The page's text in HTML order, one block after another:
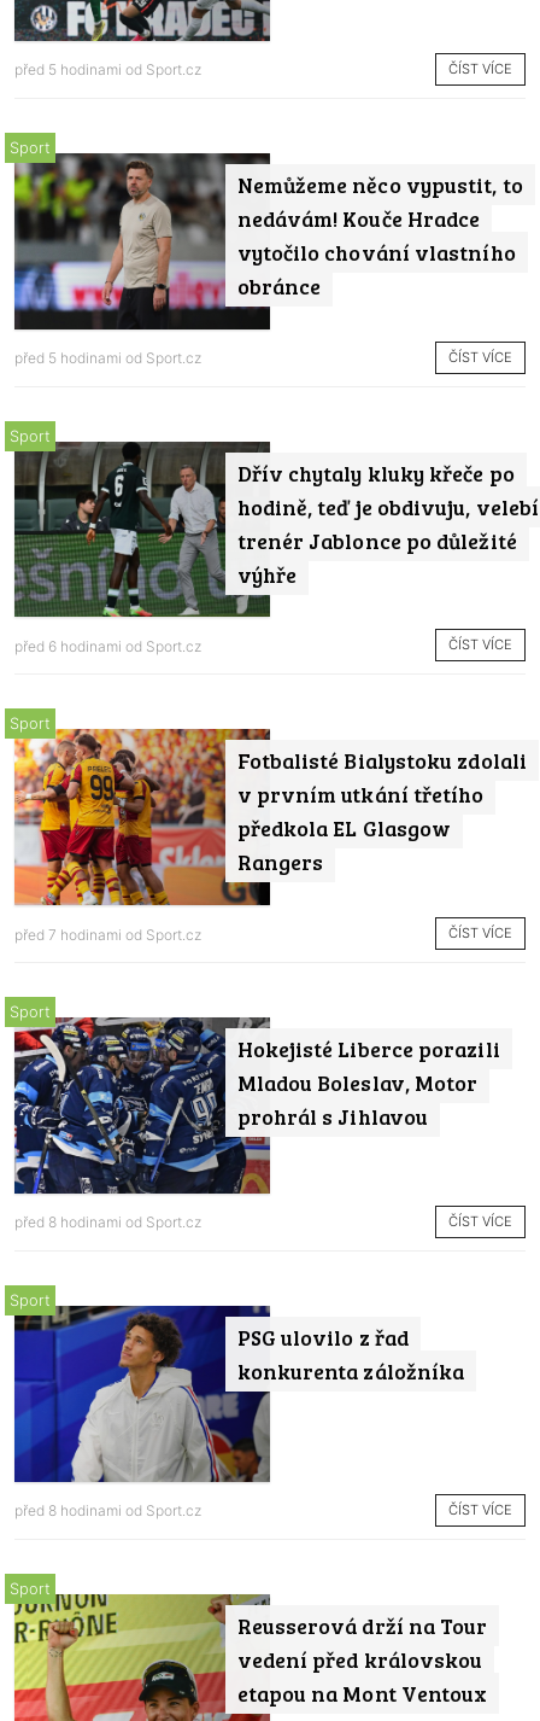
před 5 hodinami od Sport.cz ČÍST VÍCE
Nemůžeme něco vypustit, to
nedávám! Kouče Hradce
vytočilo chování vlastního
obránce
Sport
před 5 hodinami od Sport.cz ČÍST VÍCE
Dřív chytaly kluky křeče po
hodině, teď je obdivuju, velebí
trenér Jablonce po důležité
výhře
Sport
před 6 hodinami od Sport.cz ČÍST VÍCE
Fotbalisté Bialystoku zdolali
v prvním utkání třetího
předkola EL Glasgow
Rangers
Sport
před 7 hodinami od Sport.cz ČÍST VÍCE
Hokejisté Liberce porazili
Mladou Boleslav, Motor
prohrál s Jihlavou
Sport
před 8 hodinami od Sport.cz ČÍST VÍCE
PSG ulovilo z řad
konkurenta záložníka
Sport
před 8 hodinami od Sport.cz ČÍST VÍCE
Reusserová drží na Tour
vedení před královskou
etapou na Mont Ventoux
Sport